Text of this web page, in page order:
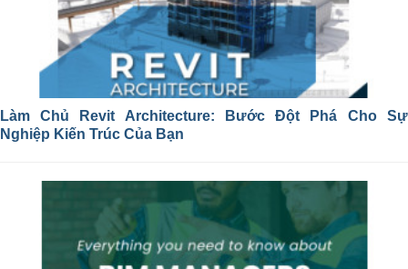
Làm Chủ Revit Architecture: Bước Đột Phá Cho Sự
Nghiệp Kiến Trúc Của Bạn